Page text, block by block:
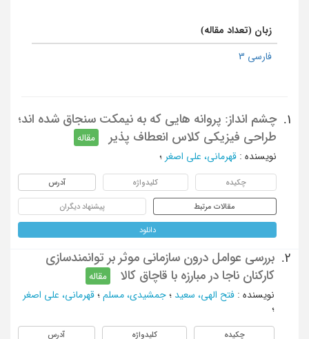
زبان (تعداد مقاله)
فارسی 3
1.
چشم انداز: پروانه هایی که به نیمکت سنجاق شده اند؛
طراحی فیزیکی کلاس انعطاف پذیر
مقاله
نویسنده : قهرمانی، علی اصغر ؛
چکیده کلیدواژه آدرس
مقالات مرتبط پیشنهاد دیگران
دانلود
2.
بررسی عوامل درون سازمانی موثر بر توانمندسازی
کارکنان ناجا در مبارزه با قاچاق کالا
مقاله
نویسنده : فتح الهی، سعید ؛ جمشیدی، مسلم ؛ قهرمانی، علی اصغر
؛
چکیده کلیدواژه آدرس